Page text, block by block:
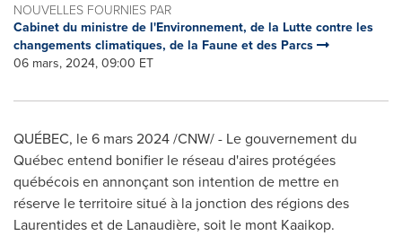
NOUVELLES FOURNIES PAR
Cabinet du ministre de l'Environnement, de la Lutte contre les
changements climatiques, de la Faune et des Parcs
06 mars, 2024, 09:00 ET
QUÉBEC, le 6 mars 2024/CNW/ - Le gouvernement du
Québec entend bonifier le réseau d'aires protégées
québécois en annonçant son intention de mettre en
réserve le territoire situé à la jonction des régions des
Laurentides et de Lanaudière, soit le mont Kaaikop.